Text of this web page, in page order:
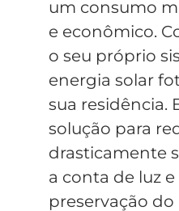
um consumo
e econômico.
o seu próprio
energia solar
sua residência.
solução para
drasticamente
a conta de luz
preservação